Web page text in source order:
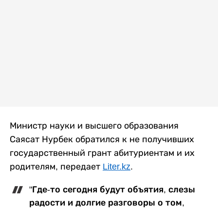
Министр науки и высшего образования
Саясат Нурбек обратился к не получивших
государственный грант абитуриентам и их
родителям, передает Liter.kz.
"Где-то сегодня будут объятия, слезы
радости и долгие разговоры о том,